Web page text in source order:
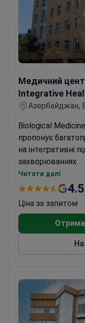
Медичний
Integrative
Азербайджан,
Biological
пропонує
на інтегративні
захворюваннях.
Лікування
дітей
лікування з
оздоровлення
Читати далі
4.5
Ціна за запитом
На